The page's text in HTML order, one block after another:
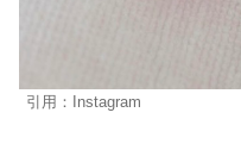
引用：Instagram